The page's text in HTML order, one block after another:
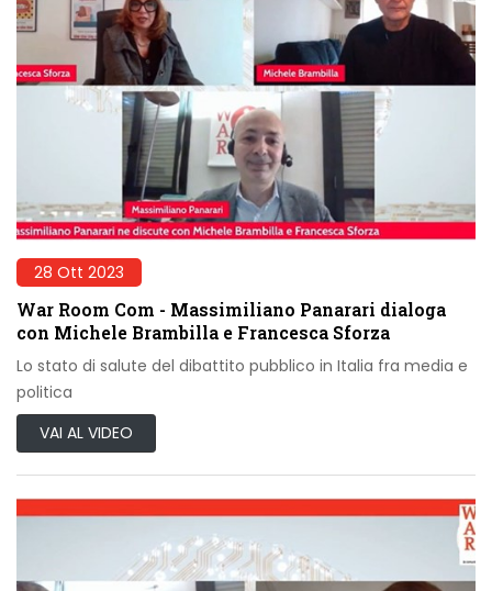
28 Ott 2023
War Room Com - Massimiliano Panarari dialoga
con Michele Brambilla e Francesca Sforza
Lo stato di salute del dibattito pubblico in Italia fra media e
politica
VAI AL VIDEO